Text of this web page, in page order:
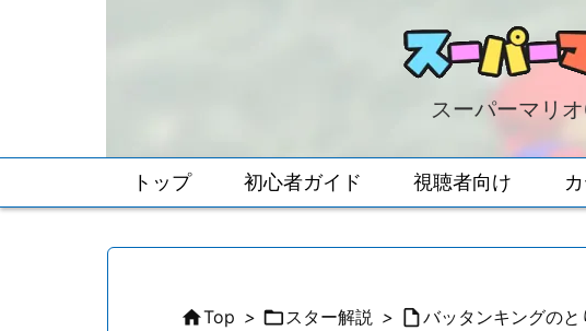
スーパーマリ
トップ 初心者ガイド 視聴者向け
Top > スター解説 > バッタンキングのと